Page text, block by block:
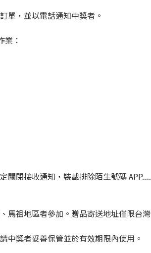
單，並以電話通知中獎者。
：
閉接收通知，裝載排除陌生號碼
祖地區者參加。贈品寄送地址僅限台
中獎者妥善保管並於有效期限內使用。